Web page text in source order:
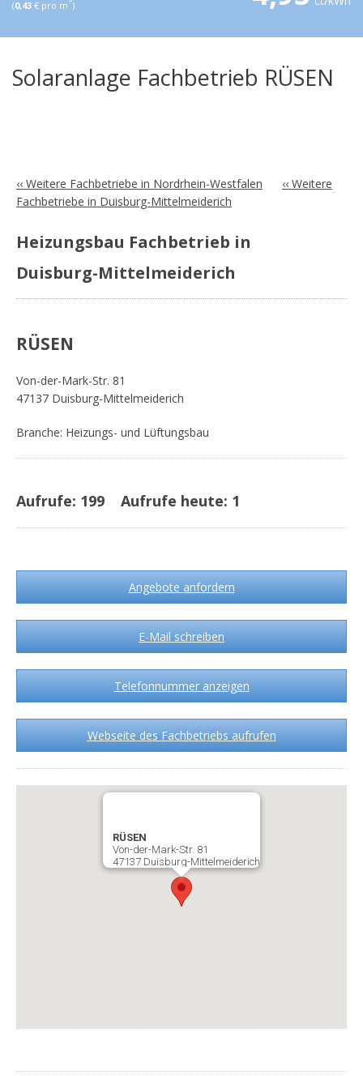
(0,43 € pro m )
Solaranlage Fachbetrieb RÜSEN
‹‹ Weitere Fachbetriebe in Nordrhein-Westfalen
‹‹ Weitere
Fachbetriebe in Duisburg-Mittelmeiderich
Heizungsbau Fachbetrieb in
Duisburg-Mittelmeiderich
RÜSEN
Von-der-Mark-Str. 81
47137 Duisburg-Mittelmeiderich
Branche: Heizungs- und Lüftungsbau
Aufrufe: 199 Aufrufe heute: 1
Angebote anfordern
E-Mail schreiben
Telefonnummer anzeigen
Webseite des Fachbetriebs aufrufen
RÜSEN
Von-der-Mark-Str. 81
47137 Duisburg-Mittelmeiderich